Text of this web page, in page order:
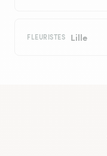
FLEURISTES Lille